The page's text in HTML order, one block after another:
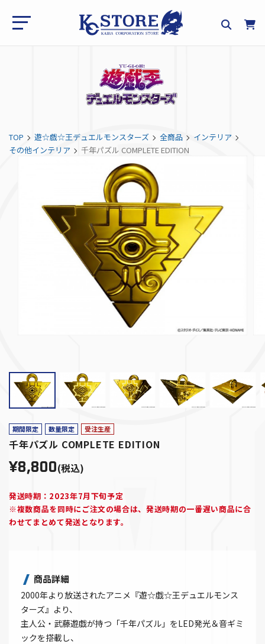
TOP 遊☆戯☆王デュエルモンスターズ 全商品
インテリア
その他インテリア
千年パズル COMPLETE EDITION
期間限定 数量限定 受注生産
千年パズル COMPLETE EDITION
¥8,800(税込)
発送時期：2023年7月下旬予定
※複数商品を同時にご注文の場合は、発送時期の一番遅い商品に合
わせてまとめて発送となります。
商品詳細
2000年より放送されたアニメ『遊☆戯☆王デュエルモンス
ターズ』より、
主人公・武藤遊戯が持つ「千年パズル」をLED発光＆音ギミ
ックを搭載し、